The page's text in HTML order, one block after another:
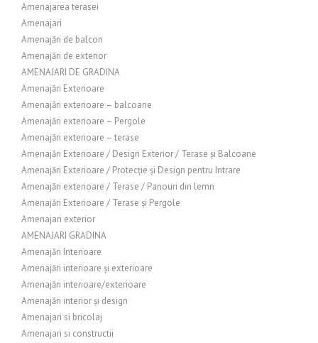
Amenajarea terasei
Amenajari
Amenajări de balcon
Amenajări de exterior
AMENAJARI DE GRADINA
Amenajări Exterioare
Amenajări exterioare – balcoane
Amenajări exterioare – Pergole
Amenajări exterioare – terase
Amenajări Exterioare / Design Exterior / Terase și Balcoane
Amenajări Exterioare / Protecție și Design pentru Intrare
Amenajări exterioare / Terase / Panouri din lemn
Amenajări Exterioare / Terase și Pergole
Amenajari exterior
AMENAJARI GRADINA
Amenajări Interioare
Amenajări interioare și exterioare
Amenajări interioare/exterioare
Amenajări interior și design
Amenajari si bricolaj
Amenajari si constructii